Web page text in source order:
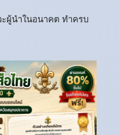
ะผู้นำในอนาคต ทำครบ